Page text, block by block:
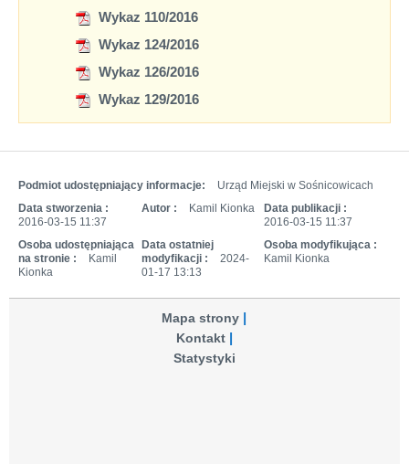
Wykaz 110/2016
Wykaz 124/2016
Wykaz 126/2016
Wykaz 129/2016
Podmiot udostępniający informacje:
Urząd Miejski w Sośnicowicach
Data stworzenia :
2016-03-15 11:37
Autor : Kamil Kionka
Data publikacji :
2016-03-15 11:37
Osoba udostępniająca
na stronie :
Kamil
Kionka
Data ostatniej
modyfikacji :
2024-
01-17 13:13
Osoba modyfikująca :
Kamil Kionka
Mapa strony
Kontakt
Statystyki